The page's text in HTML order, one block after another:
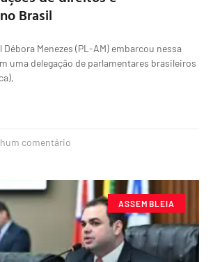
Brasil
Menezes (PL-AM) embarcou nessa
uma delegação de parlamentares brasileiros
comentário
ASSEMBLEIA